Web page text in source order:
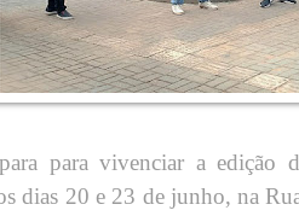
para vivenciar a edição
dias 20 e 23 de junho, na